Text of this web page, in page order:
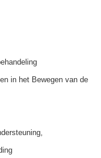
in het Bewegen van de